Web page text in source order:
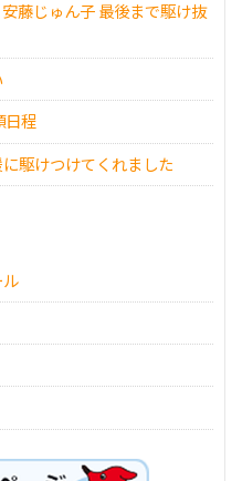
藤じゅん子 最後まで駆け抜
日程
駆けつけてくれました